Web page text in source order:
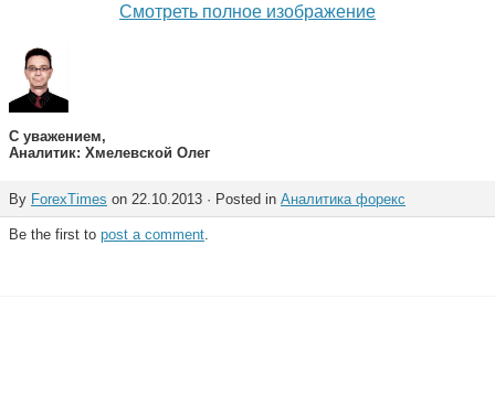
Смотреть полное изображение
С уважением,
Аналитик: Хмелевской Олег
By ForexTimes on 22.10.2013 · Posted in Аналитика форекс
Be the first to post a comment.